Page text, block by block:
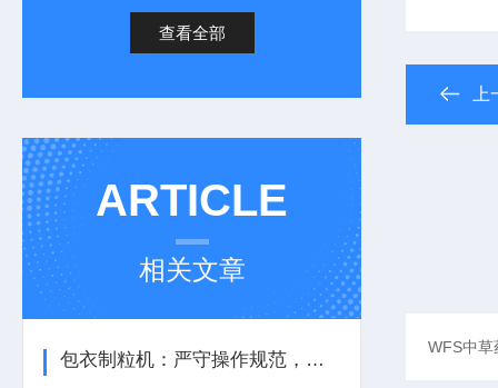
查看全部
ARTICLE
相关文章
包衣制粒机：严守操作规范，筑牢生产安全防线